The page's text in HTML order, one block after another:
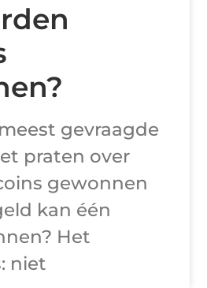
gevraagde
praten over
gewonnen
kan één
Het
niet